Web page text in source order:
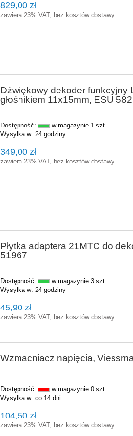
829,00 zł
zawiera 23% VAT, bez kosztów dostawy
Dźwiękowy dekoder funkcyjny
głośnikiem 11x15mm, ESU
Dostępność:
w magazynie 1 szt.
Wysyłka w: 24 godziny
349,00 zł
zawiera 23% VAT, bez kosztów dostawy
Płytka adaptera 21MTC do
51967
Dostępność:
w magazynie 3 szt.
Wysyłka w: 24 godziny
45,90 zł
zawiera 23% VAT, bez kosztów dostawy
Wzmacniacz napięcia,
Dostępność:
w magazynie 0 szt.
Wysyłka w: do 14 dni
104,50 zł
zawiera 23% VAT, bez kosztów dostawy